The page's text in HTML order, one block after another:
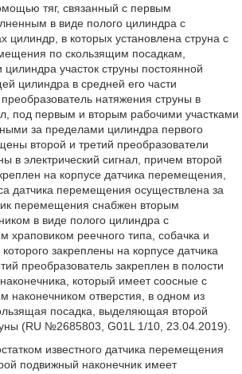
тяг, связанный с первым
в виде полого цилиндра с
цилиндр, в которых установлена струна с
по скользящим посадкам,
участок струны постоянной
цилиндра в средней его части
натяжения струны в
под первым и вторым рабочими участками
за пределами цилиндра первого
второй и третий преобразователи
в электрический сигнал, причем второй
на корпусе датчика перемещения,
датчика перемещения осуществлена за
перемещения снабжен вторым
в виде полого цилиндра с
храповиком реечного типа, собачка и
закреплены на корпусе датчика
преобразователь закреплен в полости
который имеет соосные с
наконечником отверстия, в одном из
посадка, выделяющая второй
(RU №2685803, G01L 1/10, 23.04.2019).
известного датчика перемещения
подвижный наконечник имеет